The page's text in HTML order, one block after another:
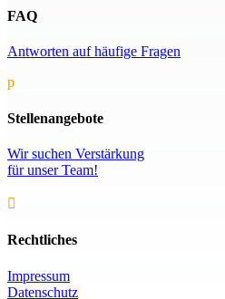
FAQ
Antworten auf häufige Fragen
p
Stellenangebote
Wir suchen Verstärkung
für unser Team!

Rechtliches
Impressum
Datenschutz